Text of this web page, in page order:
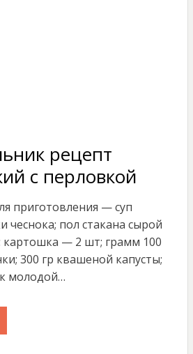
рецепт
с перловкой
приготовления — суп
чеснока; пол стакана сырой
картошка — 2 шт; грамм 100
300 гр квашеной капусты;
молодой…